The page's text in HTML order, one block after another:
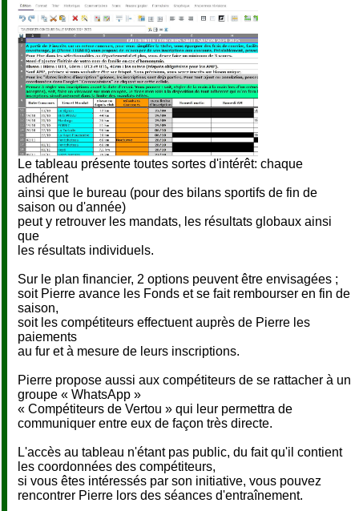
Le tableau présente toutes sortes d'intérêt: chaque
adhérent
ainsi que le bureau (pour des bilans sportifs de fin de
saison ou d'année)
peut y retrouver les mandats, les résultats globaux ainsi
que
les résultats individuels.
Sur le plan financier, 2 options peuvent être envisagées ;
soit Pierre avance les Fonds et se fait rembourser en fin de
saison,
soit les compétiteurs effectuent auprès de Pierre les
paiements
au fur et à mesure de leurs inscriptions.
Pierre propose aussi aux compétiteurs de se rattacher à un
groupe « WhatsApp »
« Compétiteurs de Vertou » qui leur permettra de
communiquer entre eux de façon très directe.
L'accès au tableau n'étant pas public, du fait qu'il contient
les coordonnées des compétiteurs,
si vous êtes intéressés par son initiative, vous pouvez
rencontrer Pierre lors des séances d'entraînement.